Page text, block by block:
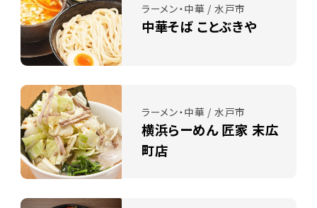
ラーメン・中華 / 水戸市
中華そば ことぶきや
ラーメン・中華 / 水戸市
横浜らーめん 匠家 末広
町店